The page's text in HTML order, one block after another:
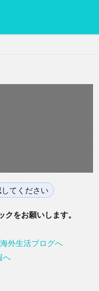
してください
をお願いします。
ヨーグルト
低温調理
脱水シート